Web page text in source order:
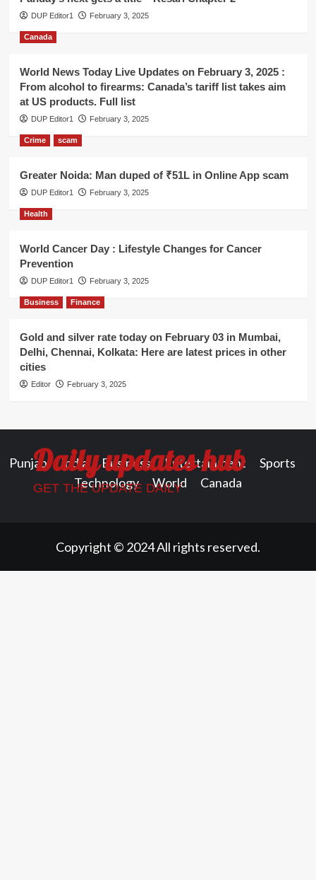
DUP Editor1 February 3, 2025
Canada
World News Today Live Updates on February 3, 2025 :
From alcohol to firearms: Canada’s tariff list takes aim
at US products. Full list
DUP Editor1 February 3, 2025
Crime scam
Greater Noida: Man duped of ₹51L in Online App scam
DUP Editor1 February 3, 2025
Health
World Cancer Day : Lifestyle Changes for Cancer
Prevention
DUP Editor1 February 3, 2025
Business Finance
Gold and silver rate today on February 03 in Mumbai,
Delhi, Chennai, Kolkata: Here are latest prices in other
cities
Editor February 3, 2025
Daily updates hub
GET THE UPDATE DAILY
Punjab India Business Entertainment
Sports
Technology
World Canada
Copyright © 2024 All rights reserved.